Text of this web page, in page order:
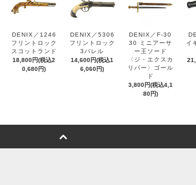
DENIX／1246
フリントロック
スコットランド
18,800円(税込2
0,680円)
DENIX／5306
フリントロック
3バレル
14,600円(税込1
6,060円)
DENIX／F-30
30 ミニアーサ
ー王ソード
〈ジ・エクスカ
リバー〉ゴール
ド
3,800円(税込4,1
80円)
イ